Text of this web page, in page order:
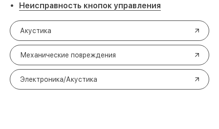
Неисправность кнопок управления
Акустика
Механические повреждения
Электроника/Акустика